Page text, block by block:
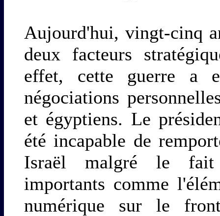
Aujourd'hui, vingt-cinq
deux facteurs
effet, cette guerre a
négociations
et égyptiens. Le
été incapable de
Israël malgré le fait
importants comme
numérique sur le